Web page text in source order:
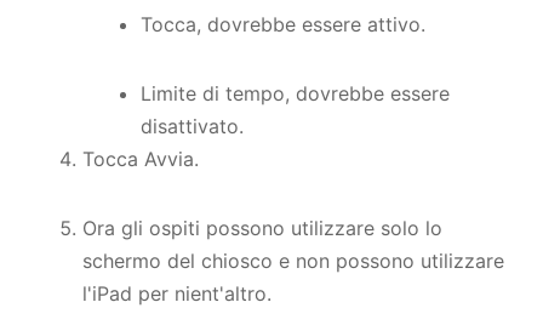
Tocca, dovrebbe essere attivo.
Limite di tempo, dovrebbe essere
disattivato.
Tocca Avvia.
Ora gli ospiti possono utilizzare solo lo
schermo del chiosco e non possono utilizzare
l'iPad per nient'altro.